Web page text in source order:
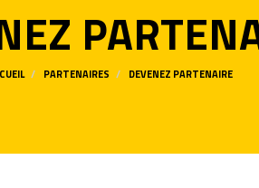
PARTENAIRES DEVENEZ PARTENAIRE